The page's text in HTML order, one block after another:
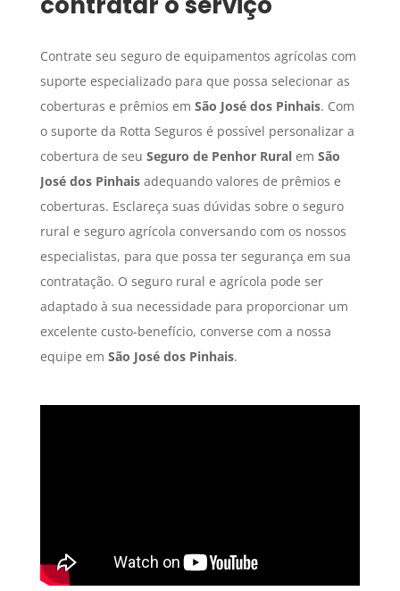
Contrate seu seguro de equipamentos agrícolas com
suporte especializado para que possa selecionar as
coberturas e prêmios em São José dos Pinhais. Com
o suporte da Rotta Seguros é possível personalizar a
cobertura de seu Seguro de Penhor Ruralem São
José dos Pinhaisadequando valores de prêmios e
coberturas. Esclareça suas dúvidas sobre o seguro
rural e seguro agrícola conversando com os nossos
especialistas, para que possa ter segurança em sua
contratação. O seguro rural e agrícola pode ser
adaptado à sua necessidade para proporcionar um
excelente custo-benefício, converse com a nossa
equipe em São José dos Pinhais.